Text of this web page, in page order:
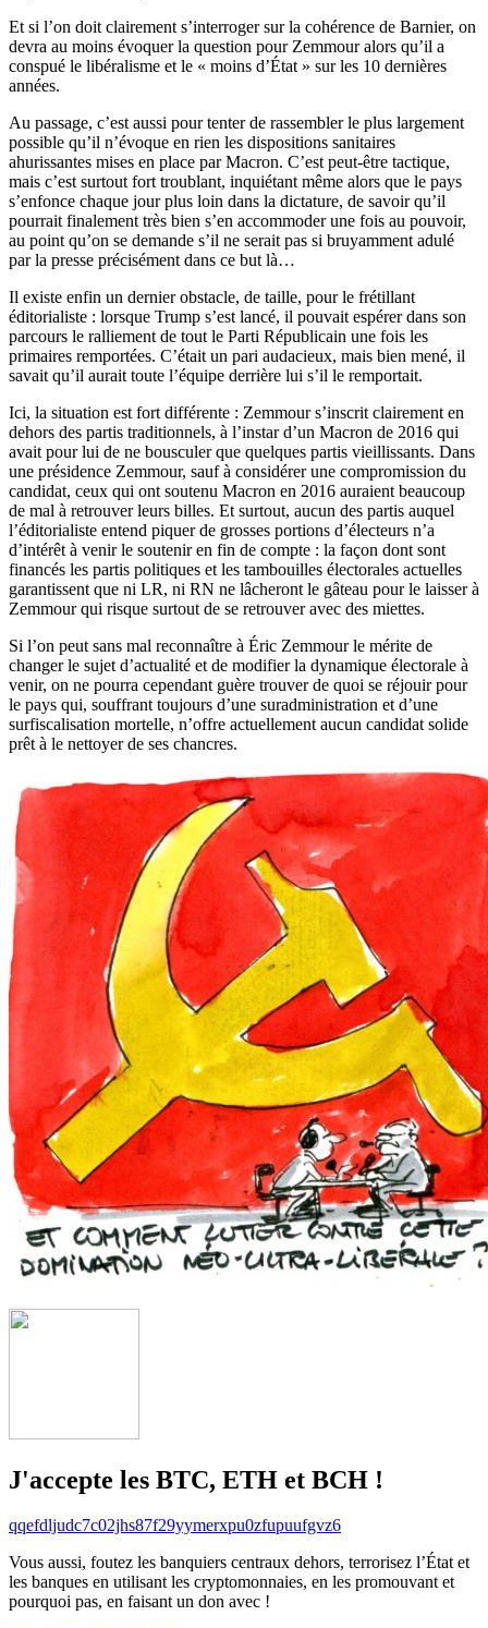
Et si l’on doit clairement s’interroger sur la cohérence de Barnier, on
devra au moins évoquer la question pour Zemmour alors qu’il a
conspué le libéralisme et le « moins d’État » sur les 10 dernières
années.
Au passage, c’est aussi pour tenter de rassembler le plus largement
possible qu’il n’évoque en rien les dispositions sanitaires
ahurissantes mises en place par Macron. C’est peut-être tactique,
mais c’est surtout fort troublant, inquiétant même alors que le pays
s’enfonce chaque jour plus loin dans la dictature, de savoir qu’il
pourrait finalement très bien s’en accommoder une fois au pouvoir,
au point qu’on se demande s’il ne serait pas si bruyamment adulé
par la presse précisément dans ce but là…
Il existe enfin un dernier obstacle, de taille, pour le frétillant
éditorialiste : lorsque Trump s’est lancé, il pouvait espérer dans son
parcours le ralliement de tout le Parti Républicain une fois les
primaires remportées. C’était un pari audacieux, mais bien mené, il
savait qu’il aurait toute l’équipe derrière lui s’il le remportait.
Ici, la situation est fort différente : Zemmour s’inscrit clairement en
dehors des partis traditionnels, à l’instar d’un Macron de 2016 qui
avait pour lui de ne bousculer que quelques partis vieillissants. Dans
une présidence Zemmour, sauf à considérer une compromission du
candidat, ceux qui ont soutenu Macron en 2016 auraient beaucoup
de mal à retrouver leurs billes. Et surtout, aucun des partis auquel
l’éditorialiste entend piquer de grosses portions d’électeurs n’a
d’intérêt à venir le soutenir en fin de compte : la façon dont sont
financés les partis politiques et les tambouilles électorales actuelles
garantissent que ni LR, ni RN ne lâcheront le gâteau pour le laisser à
Zemmour qui risque surtout de se retrouver avec des miettes.
Si l’on peut sans mal reconnaître à Éric Zemmour le mérite de
changer le sujet d’actualité et de modifier la dynamique électorale à
venir, on ne pourra cependant guère trouver de quoi se réjouir pour
le pays qui, souffrant toujours d’une suradministration et d’une
surfiscalisation mortelle, n’offre actuellement aucun candidat solide
prêt à le nettoyer de ses chancres.
J'accepte les BTC, ETH et BCH !
qqefdljudc7c02jhs87f29yymerxpu0zfupuufgvz6
Vous aussi, foutez les banquiers centraux dehors, terrorisez l’État et
les banques en utilisant les cryptomonnaies, en les promouvant et
pourquoi pas, en faisant un don avec !